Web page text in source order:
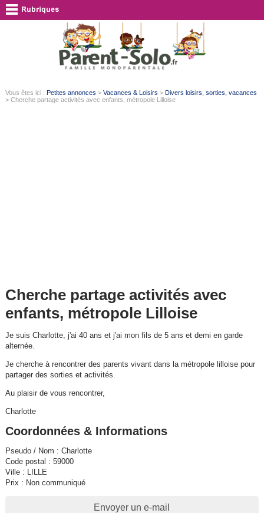
Vous êtes ici : Petites annonces > Vacances & Loisirs > Divers loisirs, sorties, vacances
> Cherche partage activités avec enfants, métropole Lilloise
Cherche partage activités avec
enfants, métropole Lilloise
Je suis Charlotte, j'ai 40 ans et j'ai mon fils de 5 ans et demi en garde
alternée.
Je cherche à rencontrer des parents vivant dans la métropole lilloise pour
partager des sorties et activités.
Au plaisir de vous rencontrer,
Charlotte
Coordonnées & Informations
Pseudo / Nom : Charlotte
Code postal : 59000
Ville : LILLE
Prix : Non communiqué
Envoyer un e-mail